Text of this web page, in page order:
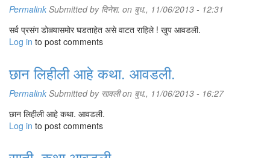
Permalink Submitted by दिनेश. on बुध., 11/06/2013 - 12:31
सर्व प्रसंग डोळ्यासमोर घडताहेत असे वाटत राहिले ! खुप आवडली.
Log in to post comments
छान लिहीली आहे कथा. आवडली.
Permalink Submitted by सावलीon बुध., 11/06/2013 - 16:27
छान लिहीली आहे कथा. आवडली.
Log in to post comments